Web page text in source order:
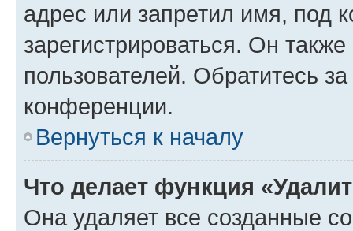
адрес или запретил имя, под
зарегистрироваться. Он
пользователей. Обратитесь
конференции.
Вернуться к началу
Что делает функция
Она удаляет все созданные